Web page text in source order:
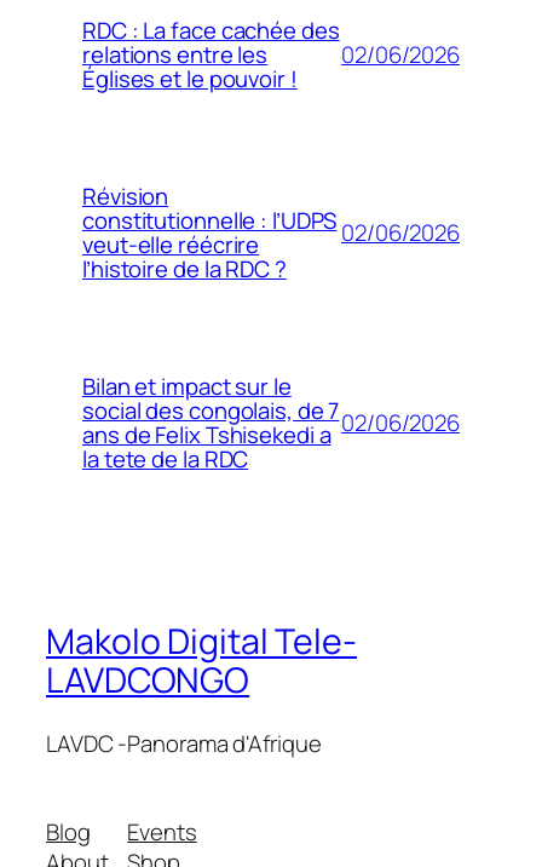
RDC : La face cachée des
relations entre les
Églises et le pouvoir !
02/06/2026
Révision
constitutionnelle : l’UDPS
veut-elle réécrire
l’histoire de la RDC ?
02/06/2026
Bilan et impact sur le
social des congolais, de 7
ans de Felix Tshisekedi a
la tete de la RDC
02/06/2026
Makolo Digital Tele-
LAVDCONGO
LAVDC -Panorama d'Afrique
Blog
Events